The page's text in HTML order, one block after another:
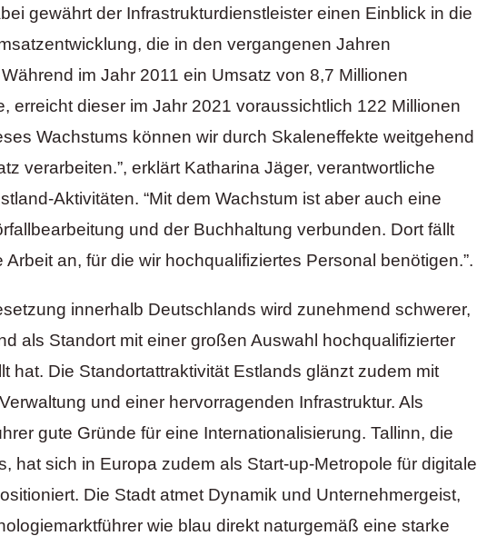
gewährt der Infrastrukturdienstleister einen Einblick in die
die in den vergangenen Jahren
im Jahr 2011 ein Umsatz von 8,7 Millionen
erreicht dieser im Jahr 2021 voraussichtlich 122 Millionen
Wachstums können wir durch Skaleneffekte weitgehend
verarbeiten.”, erklärt Katharina Jäger, verantwortliche
Aktivitäten. “Mit dem Wachstum ist aber auch eine
und der Buchhaltung verbunden. Dort fällt
an, für die wir hochqualifiziertes Personal benötigen.”.
innerhalb Deutschlands wird zunehmend schwerer,
als Standort mit einer großen Auswahl hochqualifizierter
hat. Die Standortattraktivität Estlands glänzt zudem mit
und einer hervorragenden Infrastruktur. Als
gute Gründe für eine Internationalisierung. Tallinn, die
hat sich in Europa zudem als Start-up-Metropole für digitale
Die Stadt atmet Dynamik und Unternehmergeist,
wie blau direkt naturgemäß eine starke